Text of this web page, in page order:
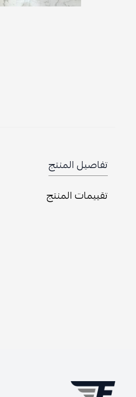
تفاصيل المنتج
تقييمات المنتج